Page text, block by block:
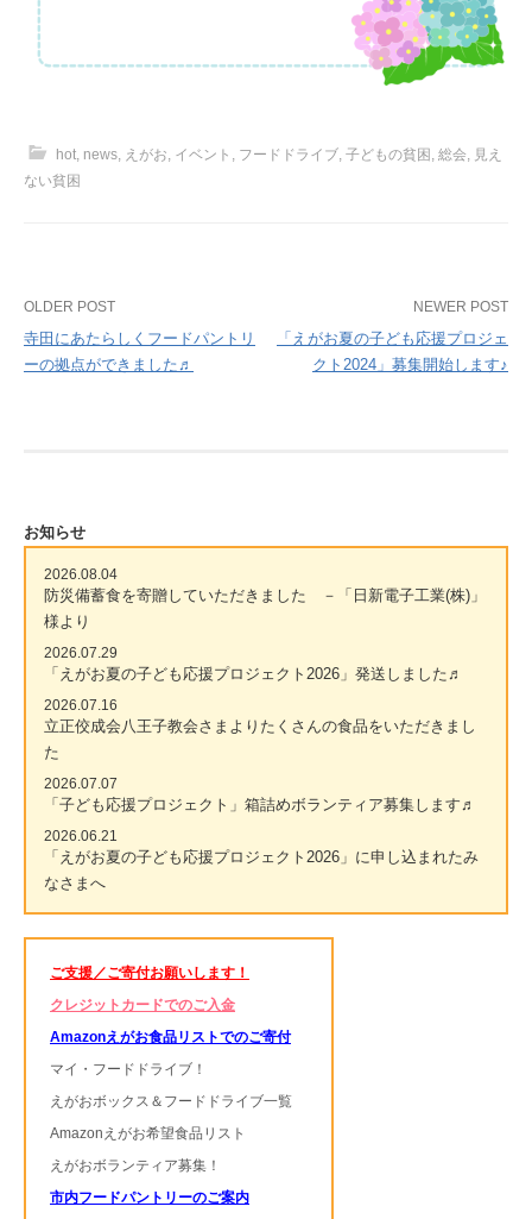
hot news えがお イベント フードドライブ 子どもの貧困 総会
見え
ない貧困
Post
navigation
OLDER POST
寺田にあたらしくフードパントリ
ーの拠点ができました♬
NEWER POST
「えがお夏の子ども応援プロジェ
クト2024」募集開始します♪
お知らせ
2026.08.04
防災備蓄食を寄贈していただきました －「日新電子工業(株)」
様より
2026.07.29
「えがお夏の子ども応援プロジェクト2026」発送しました♬
2026.07.16
立正佼成会八王子教会さまよりたくさんの食品をいただきまし
た
2026.07.07
「子ども応援プロジェクト」箱詰めボランティア募集します♬
2026.06.21
「えがお夏の子ども応援プロジェクト2026」に申し込まれたみ
なさまへ
ご支援／ご寄付お願いします！
クレジットカードでのご入金
Amazonえがお食品リストでのご寄付
マイ・フードドライブ！
えがおボックス＆フードドライブ一覧
Amazonえがお希望食品リスト
えがおボランティア募集！
市内フードパントリーのご案内